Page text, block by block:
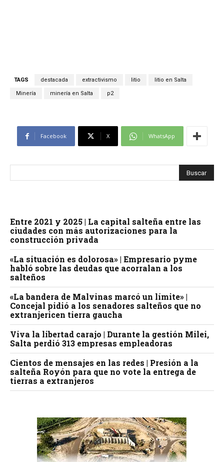
TAGS destacada extractivismo litio litio en Salta
Minería minería en Salta p2
Facebook X WhatsApp
Entre 2021 y 2025 | La capital salteña entre las
ciudades con más autorizaciones para la
construcción privada
«La situación es dolorosa» | Empresario pyme
habló sobre las deudas que acorralan a los
salteños
«La bandera de Malvinas marcó un límite» |
Concejal pidió a los senadores salteños que no
extranjericen tierra gaucha
Viva la libertad carajo | Durante la gestión Milei,
Salta perdió 313 empresas empleadoras
Cientos de mensajes en las redes | Presión a la
salteña Royón para que no vote la entrega de
tierras a extranjeros